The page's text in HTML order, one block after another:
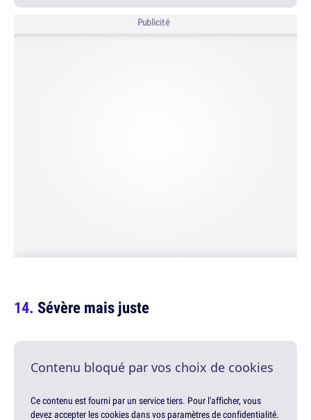
Publicité
Sévère mais juste
Contenu bloqué par vos choix de cookies
Ce contenu est fourni par un service tiers. Pour l'afficher, vous
devez accepter les cookies dans vos paramètres de confidentialité.